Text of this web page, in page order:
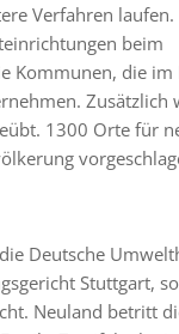
Verfahren laufen.
beim
Kommunen, die im
Zusätzlich
1300 Orte für
Deutsche
Stuttgart,
Neuland betritt